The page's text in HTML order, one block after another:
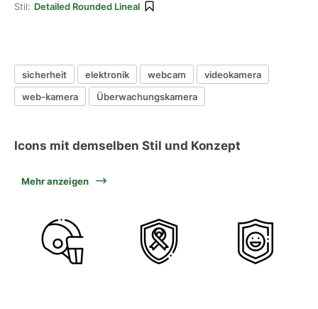
Stil: Detailed Rounded Lineal
sicherheit elektronik webcam
videokamera
web-kamera
Überwachungskamera
Icons mit demselben Stil und Konzept
Mehr anzeigen